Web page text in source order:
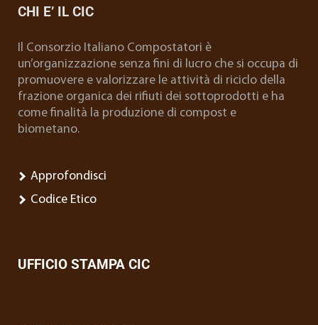
CHI E’ IL CIC
Il Consorzio Italiano Compostatori è
un’organizzazione senza fini di lucro che si occupa di
promuovere e valorizzare le attività di riciclo della
frazione organica dei rifiuti dei sottoprodotti e ha
come finalità la produzione di compost e
biometano.
Approfondisci
Codice Etico
UFFICIO STAMPA CIC